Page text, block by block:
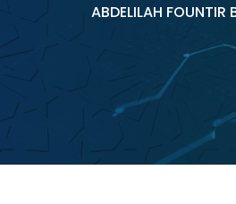
ABDELILAH FOUNTIR